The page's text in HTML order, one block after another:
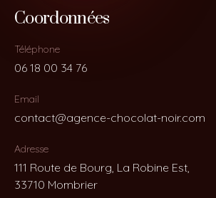
Coordonnées
Téléphone
06 18 00 34 76
Email
contact@agence-chocolat-noir.com
Adresse
111 Route de Bourg, La Robine Est,
33710 Mombrier
Coordonnées
Téléphone
06 18 00 34 76
Email
contact@agence-chocolat-noir.com
Adresse
111 Route de Bourg, La Robine Est,
33710 Mombrier